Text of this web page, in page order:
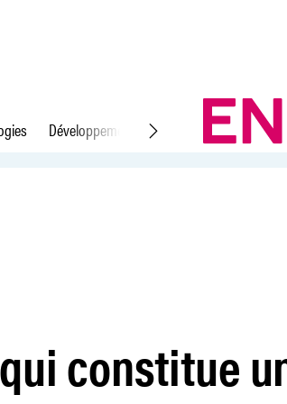
Développement durable Droit du travail
constitue